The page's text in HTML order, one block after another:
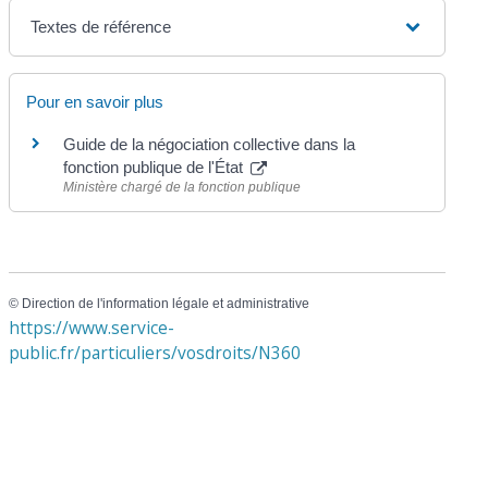
Textes de référence
Pour en savoir plus
Guide de la négociation collective dans la
fonction publique de l'État
Ministère chargé de la fonction publique
© Direction de l'information légale et administrative
https://www.service-
public.fr/particuliers/vosdroits/N360